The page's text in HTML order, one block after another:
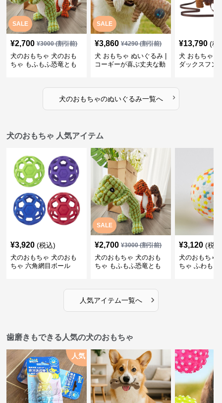
SALE
¥2,700 ¥3000(割引前)
犬のおもちゃ 犬のおも
ちゃ もふもふ恐竜とも
SALE
¥3,860 ¥4290(割引前)
犬 おもちゃ ぬいぐるみ |
コーギーが喜ぶ丈夫な動
¥13,790 (税
犬 おもちゃ
ダックスフン
犬のおもちゃのぬいぐるみ一覧へ ›
犬のおもちゃ 人気アイテム
¥3,920 (税込)
犬のおもちゃ 犬のおも
ちゃ 六角網目ボール
SALE
¥2,700 ¥3000(割引前)
犬のおもちゃ 犬のおも
ちゃ もふもふ恐竜とも
¥3,120 (税
犬のおもちゃ
ちゃ ふわもこ
人気アイテム一覧へ ›
歯磨きもできる人気の犬のおもちゃ
人気